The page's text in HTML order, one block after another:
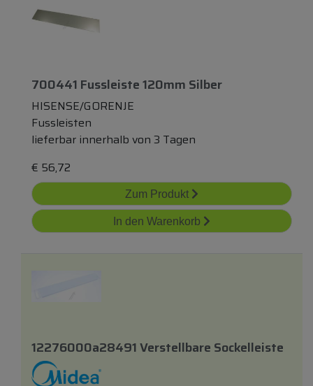
700441 Fussleiste 120mm Silber
HISENSE/GORENJE
Fussleisten
lieferbar innerhalb von 3 Tagen
€ 56,72
Zum Produkt
In den Warenkorb
12276000a28491 Verstellbare Sockelleiste